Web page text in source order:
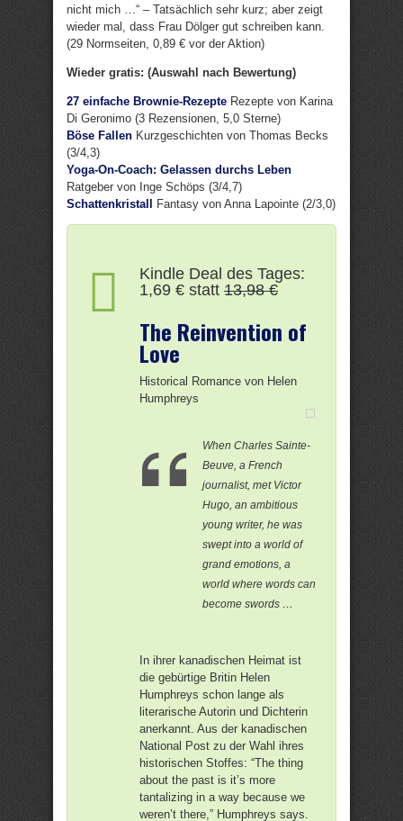
nicht mich …“ – Tatsächlich sehr kurz; aber zeigt
wieder mal, dass Frau Dölger gut schreiben kann.
(29 Normseiten, 0,89 € vor der Aktion)
Wieder gratis: (Auswahl nach Bewertung)
27 einfache Brownie-Rezepte Rezepte von Karina
Di Geronimo (3 Rezensionen, 5,0 Sterne)
Böse Fallen Kurzgeschichten von Thomas Becks
(3/4,3)
Yoga-On-Coach: Gelassen durchs Leben
Ratgeber von Inge Schöps (3/4,7)
Schattenkristall
Fantasy von Anna Lapointe (2/3,0)
Kindle Deal des Tages:
1,69 € statt 13,98 €
The Reinvention of
Love
Historical Romance von Helen
Humphreys
When Charles Sainte-
Beuve, a French
journalist, met Victor
Hugo, an ambitious
young writer, he was
swept into a world of
grand emotions, a
world where words can
become swords …
In ihrer kanadischen Heimat ist
die gebürtige Britin Helen
Humphreys schon lange als
literarische Autorin und Dichterin
anerkannt. Aus der kanadischen
National Post zu der Wahl ihres
historischen Stoffes: “The thing
about the past is it’s more
tantalizing in a way because we
weren’t there,” Humphreys says.